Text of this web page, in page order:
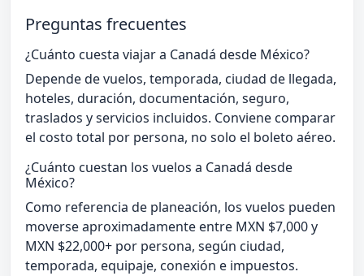
Preguntas frecuentes
¿Cuánto cuesta viajar a Canadá desde México?
Depende de vuelos, temporada, ciudad de llegada,
hoteles, duración, documentación, seguro,
traslados y servicios incluidos. Conviene comparar
el costo total por persona, no solo el boleto aéreo.
¿Cuánto cuestan los vuelos a Canadá desde
México?
Como referencia de planeación, los vuelos pueden
moverse aproximadamente entre MXN $7,000 y
MXN $22,000+ por persona, según ciudad,
temporada, equipaje, conexión e impuestos.